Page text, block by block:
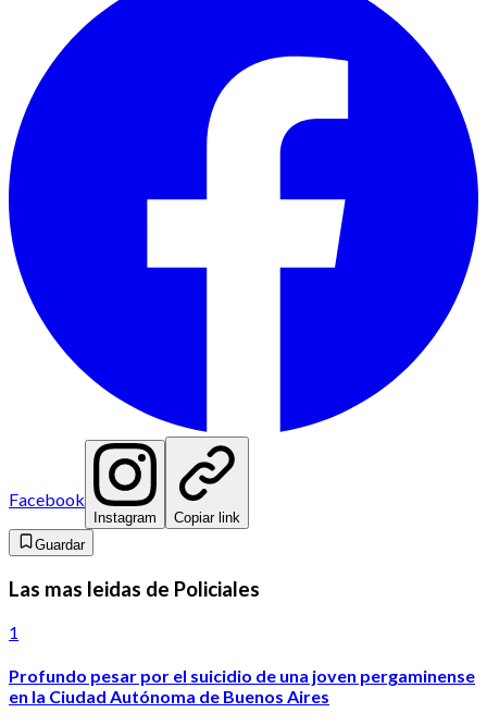
Facebook
Instagram
Copiar link
Guardar
Las mas leidas de Policiales
1
Profundo pesar por el suicidio de una joven pergaminense
en la Ciudad Autónoma de Buenos Aires